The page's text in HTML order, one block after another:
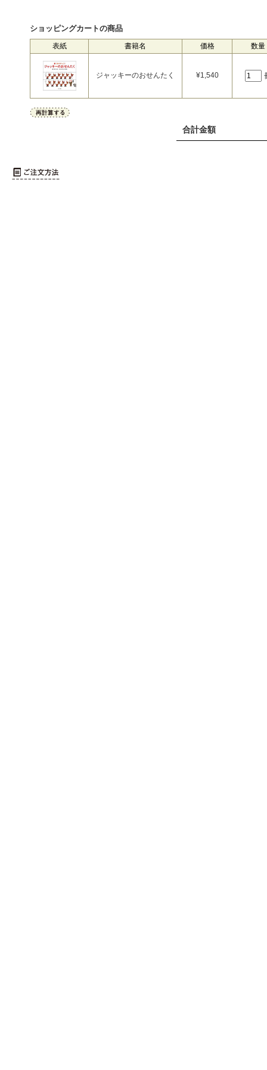
ショッピングカートの商品
表紙 書籍名 価格 数量
ジャッキーのおせんたく ¥1,540
合計金額